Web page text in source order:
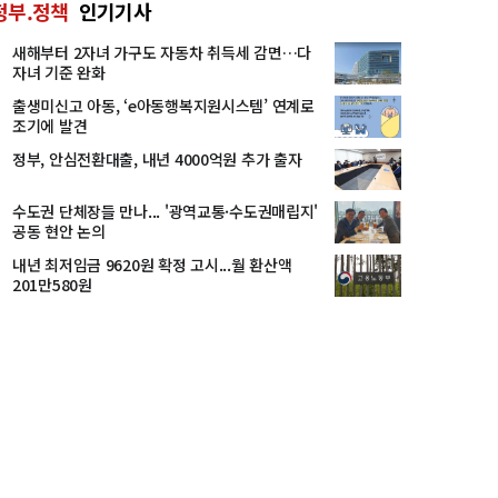
부.정책 인기기사
새해부터 2자녀 가구도 자동차 취득세 감면…다
자녀 기준 완화
출생미신고 아동, ‘e아동행복지원시스템’ 연계로
조기에 발견
정부, 안심전환대출, 내년 4000억원 추가 출자
수도권 단체장들 만나... '광역교통·수도권매립지'
공동 현안 논의
내년 최저임금 9620원 확정 고시...월 환산액
201만580원